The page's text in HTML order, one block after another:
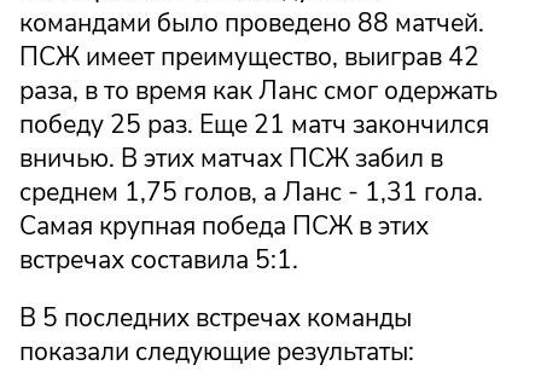
командами было проведено 88 матчей.
ПСЖ имеет преимущество, выиграв 42
раза, в то время как Ланс смог одержать
победу 25 раз. Еще 21 матч закончился
вничью. В этих матчах ПСЖ забил в
среднем 1,75 голов, а Ланс - 1,31 гола.
Самая крупная победа ПСЖ в этих
встречах составила 5:1.
В 5 последних встречах команды
показали следующие результаты: